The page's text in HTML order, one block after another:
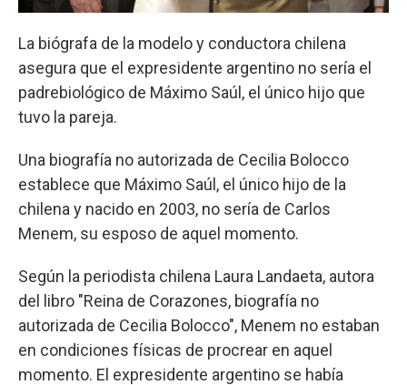
La biógrafa de la modelo y conductora chilena
asegura que el expresidente argentino no sería el
padrebiológico de Máximo Saúl, el único hijo que
tuvo la pareja.
Una biografía no autorizada de Cecilia Bolocco
establece que Máximo Saúl, el único hijo de la
chilena y nacido en 2003, no sería de Carlos
Menem, su esposo de aquel momento.
Según la periodista chilena Laura Landaeta, autora
del libro "Reina de Corazones, biografía no
autorizada de Cecilia Bolocco", Menem no estaban
en condiciones físicas de procrear en aquel
momento. El expresidente argentino se había